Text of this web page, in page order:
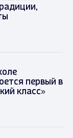
первый в
класс»